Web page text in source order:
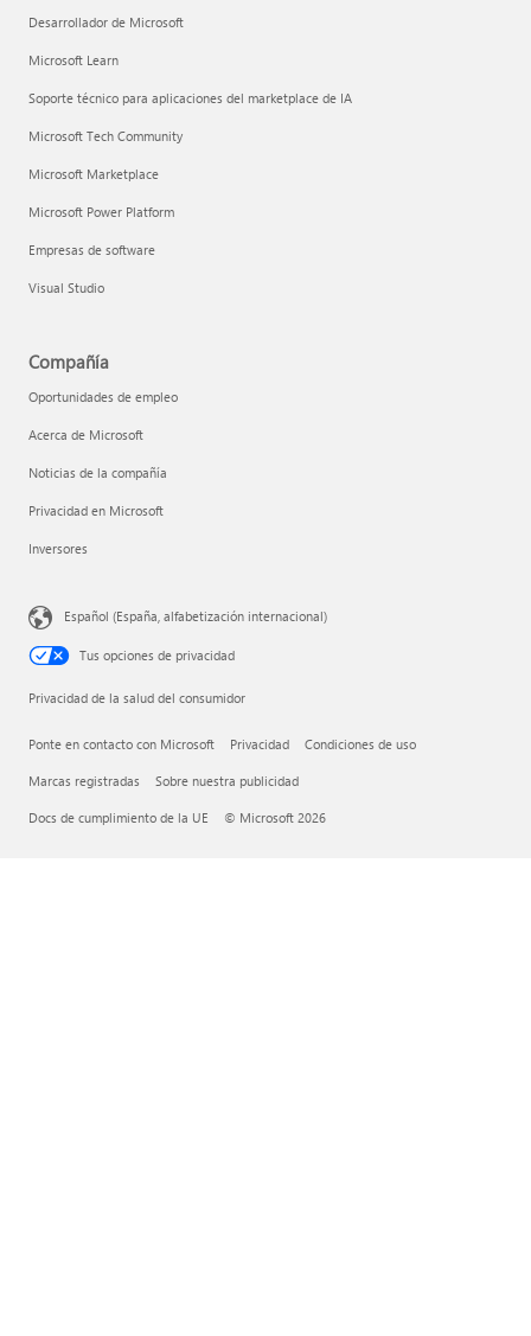
Desarrollador de Microsoft
Microsoft Learn
Soporte técnico para aplicaciones del marketplace de IA
Microsoft Tech Community
Microsoft Marketplace
Microsoft Power Platform
Empresas de software
Visual Studio
Compañía
Oportunidades de empleo
Acerca de Microsoft
Noticias de la compañía
Privacidad en Microsoft
Inversores
Español (España, alfabetización internacional)
Tus opciones de privacidad
Privacidad de la salud del consumidor
Ponte en contacto con Microsoft Privacidad Condiciones de uso
Marcas registradas Sobre nuestra publicidad
Docs de cumplimiento de la UE © Microsoft 2026